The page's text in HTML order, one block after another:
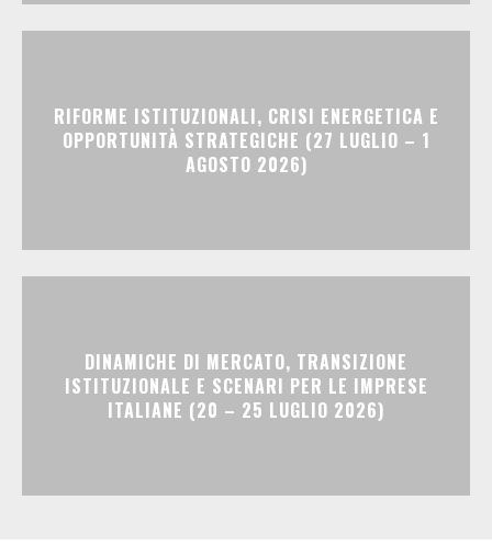
RIFORME ISTITUZIONALI, CRISI ENERGETICA E
OPPORTUNITÀ STRATEGICHE (27 LUGLIO – 1
AGOSTO 2026)
DINAMICHE DI MERCATO, TRANSIZIONE
ISTITUZIONALE E SCENARI PER LE IMPRESE
ITALIANE (20 – 25 LUGLIO 2026)